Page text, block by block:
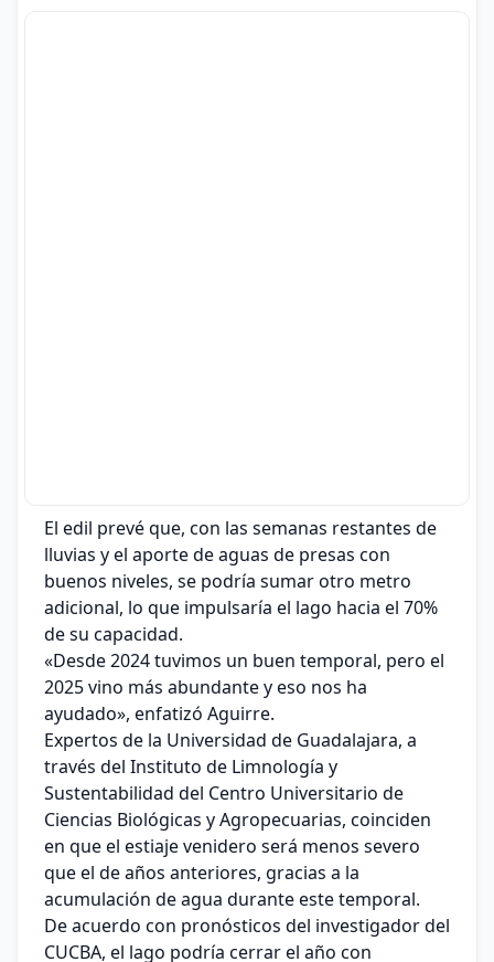
El edil prevé que, con las semanas restantes de
lluvias y el aporte de aguas de presas con
buenos niveles, se podría sumar otro metro
adicional, lo que impulsaría el lago hacia el 70%
de su capacidad.
«Desde 2024 tuvimos un buen temporal, pero el
2025 vino más abundante y eso nos ha
ayudado», enfatizó Aguirre.
Expertos de la Universidad de Guadalajara, a
través del Instituto de Limnología y
Sustentabilidad del Centro Universitario de
Ciencias Biológicas y Agropecuarias, coinciden
en que el estiaje venidero será menos severo
que el de años anteriores, gracias a la
acumulación de agua durante este temporal.
De acuerdo con pronósticos del investigador del
CUCBA, el lago podría cerrar el año con